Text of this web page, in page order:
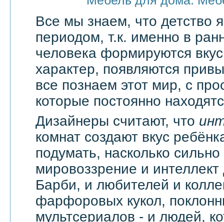
Все мы знаем, что детство
периодом, т.к. именно в
человека формируются
характер, появляются
все познаем этот мир, с
которые постоянно
Дизайнеры считают, что
комнат создают вкус
подумать, насколько сильно
мировоззрение и
Барби, и любителей и
фарфоровых кукол,
мультсериалов - и людей,